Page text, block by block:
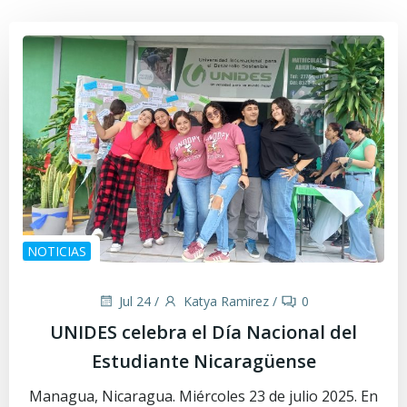
NOTICIAS
Jul 24 / Katya Ramirez / 0
UNIDES celebra el Día Nacional del
Estudiante Nicaragüense
Managua, Nicaragua. Miércoles 23 de julio 2025. En